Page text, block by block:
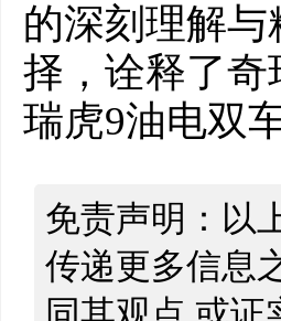
的深刻理解
择，诠释了奇
瑞虎9油电双
免责声明：以
传递更多信息